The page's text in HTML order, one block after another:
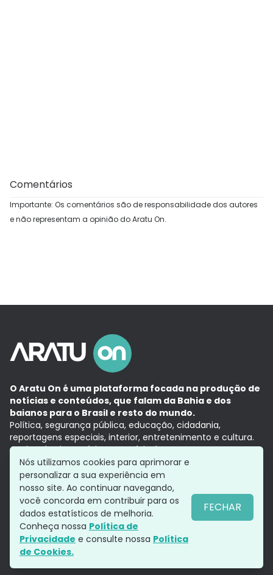
Comentários
Importante: Os comentários são de responsabilidade dos autores
e não representam a opinião do Aratu On.
O Aratu On é uma plataforma focada na produção de
notícias e conteúdos, que falam da Bahia e dos
baianos para o Brasil e resto do mundo.
Política, segurança pública, educação, cidadania,
reportagens especiais, interior, entretenimento e cultura.
Aqui, tudo vira notícia e a notícia é no tempo presente,
com a credibilidade do Grupo Aratu.
Grupo Aratu
Política de privacidade
Siga-nos
Nós utilizamos cookies para aprimorar e
personalizar a sua experiência em
nosso site. Ao continuar navegando,
você concorda em contribuir para os
dados estatísticos de melhoria.
Conheça nossa Política de
Privacidade e consulte nossa Política
de Cookies.
FECHAR